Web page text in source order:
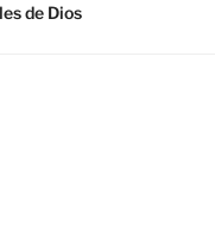
de Dios